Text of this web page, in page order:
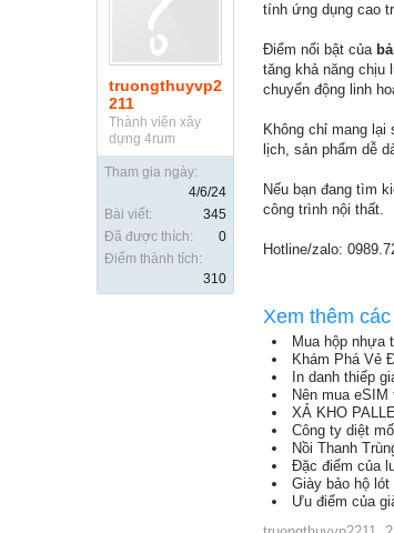
truongthuyvp2
211
Thành viên xây
dựng 4rum
Tham gia ngày:
4/6/24
Bài viết:
345
Đã được thích:
0
Điểm thành tích:
310
tính ứng dụng cao
Điểm nổi bật của
tăng khả năng chịu
chuyển động linh
Không chỉ mang lại
lịch, sản phẩm dễ
Nếu bạn đang tìm
công trình nội thất.
Hotline/zalo:
Xem thêm
Mua hộp nhựa
Khám Phá Vẻ
In danh thiếp
Nên mua
XẢ KHO
Công ty diệt
Nồi Thanh
Đặc điểm của
Giày bảo hộ
Ưu điểm của